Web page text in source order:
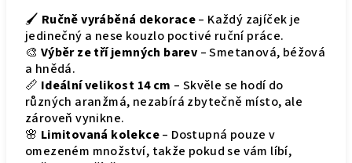
🖌 Ručně vyráběná dekorace– Každý zajíček je
jedinečný a nese kouzlo poctivé ruční práce.
🎨 Výběr ze tříjemných barev – Smetanová, béžová
a hnědá.
📏 Ideální velikost 14 cm – Skvěle se hodí do
různých aranžmá, nezabírá zbytečně místo, ale
zároveň vynikne.
🌸 Limitovaná kolekce– Dostupná pouze v
omezeném množství, takže pokud se vám líbí,